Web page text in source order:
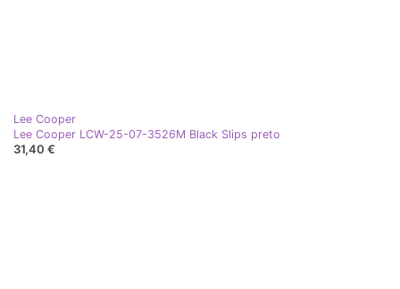
Lee Cooper
Lee Cooper LCW-25-07-3526M Black Slips preto
31,40 €